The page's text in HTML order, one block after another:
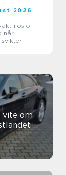
2026
i oslo
når
svikter